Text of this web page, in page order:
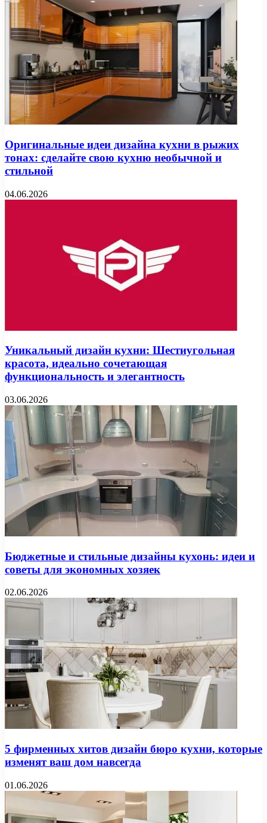
Оригинальные идеи дизайна кухни в рыжих
тонах: сделайте свою кухню необычной и
стильной
04.06.2026
Уникальный дизайн кухни: Шестиугольная
красота, идеально сочетающая
функциональность и элегантность
03.06.2026
Бюджетные и стильные дизайны кухонь: идеи и
советы для экономных хозяек
02.06.2026
5 фирменных хитов дизайн бюро кухни, которые
изменят ваш дом навсегда
01.06.2026